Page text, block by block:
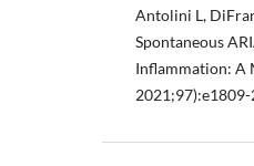
Antolini L,
Spontaneous
Inflammation: A